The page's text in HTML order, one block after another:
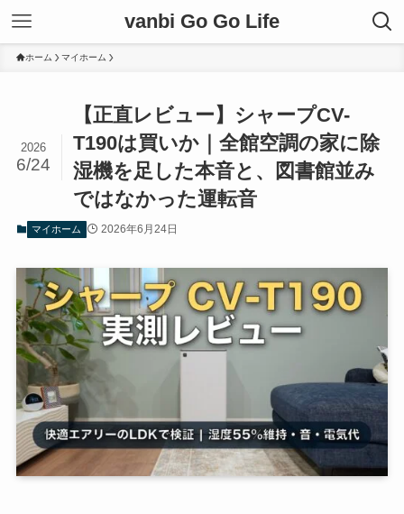
vanbi Go Go Life
ホーム マイホーム
【正直レビュー】シャープCV-
T190は買いか｜全館空調の家に除
湿機を足した本音と、図書館並み
ではなかった運転音
2026
6/24
マイホーム 2026年6月24日